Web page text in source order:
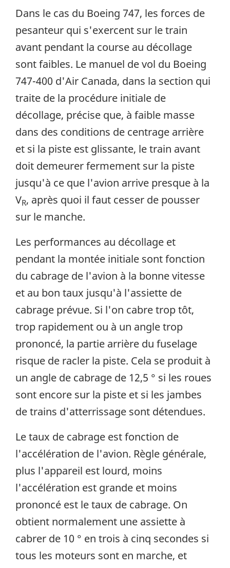
Dans le cas du Boeing 747, les forces de
pesanteur qui s'exercent sur le train
avant pendant la course au décollage
sont faibles. Le manuel de vol du Boeing
747-400 d'Air Canada, dans la section qui
traite de la procédure initiale de
décollage, précise que, à faible masse
dans des conditions de centrage arrière
et si la piste est glissante, le train avant
doit demeurer fermement sur la piste
jusqu'à ce que l'avion arrive presque à la
VR, après quoi il faut cesser de pousser
sur le manche.
Les performances au décollage et
pendant la montée initiale sont fonction
du cabrage de l'avion à la bonne vitesse
et au bon taux jusqu'à l'assiette de
cabrage prévue. Si l'on cabre trop tôt,
trop rapidement ou à un angle trop
prononcé, la partie arrière du fuselage
risque de racler la piste. Cela se produit à
un angle de cabrage de 12,5 ° si les roues
sont encore sur la piste et si les jambes
de trains d'atterrissage sont détendues.
Le taux de cabrage est fonction de
l'accélération de l'avion. Règle générale,
plus l'appareil est lourd, moins
l'accélération est grande et moins
prononcé est le taux de cabrage. On
obtient normalement une assiette à
cabrer de 10 ° en trois à cinq secondes si
tous les moteurs sont en marche, et